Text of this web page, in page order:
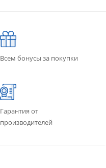
Всем бонусы за покупки
Гарантия от
производителей